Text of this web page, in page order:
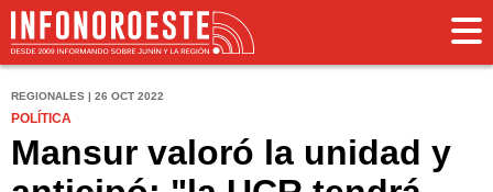
REGIONALES | 26 OCT 2022
POLÍTICA
Mansur valoró la unidad y